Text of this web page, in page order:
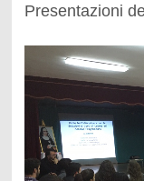
Presentazioni